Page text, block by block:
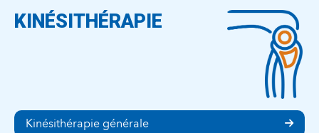
KINÉSITHÉRAPIE
Kinésithérapie générale